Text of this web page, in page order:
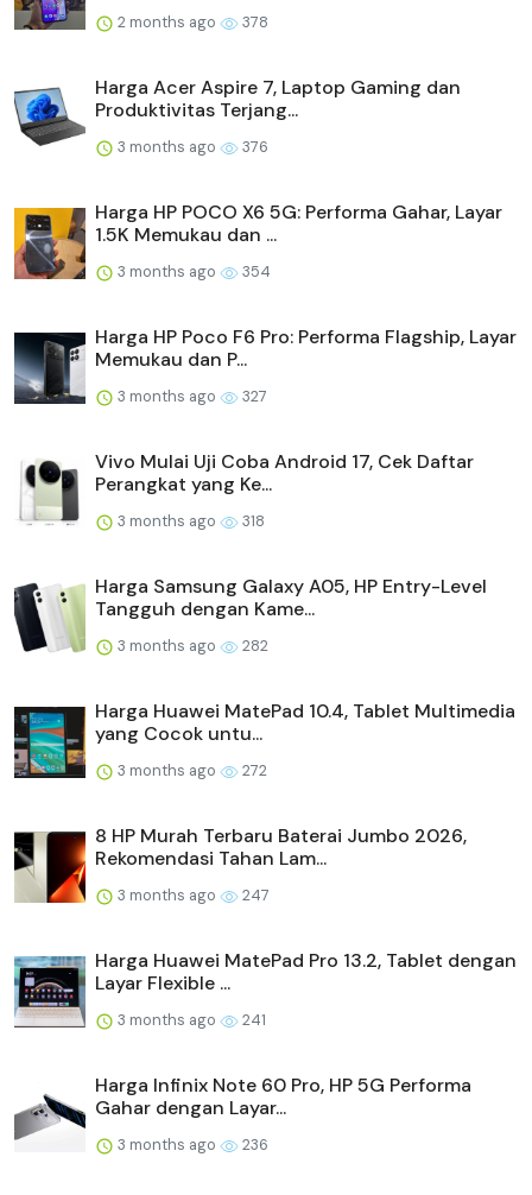
2 months ago 378
Harga Acer Aspire 7, Laptop Gaming dan
Produktivitas Terjang...
3 months ago 376
Harga HP POCO X6 5G: Performa Gahar, Layar
1.5K Memukau dan ...
3 months ago 354
Harga HP Poco F6 Pro: Performa Flagship, Layar
Memukau dan P...
3 months ago 327
Vivo Mulai Uji Coba Android 17, Cek Daftar
Perangkat yang Ke...
3 months ago 318
Harga Samsung Galaxy A05, HP Entry-Level
Tangguh dengan Kame...
3 months ago 282
Harga Huawei MatePad 10.4, Tablet Multimedia
yang Cocok untu...
3 months ago 272
8 HP Murah Terbaru Baterai Jumbo 2026,
Rekomendasi Tahan Lam...
3 months ago 247
Harga Huawei MatePad Pro 13.2, Tablet dengan
Layar Flexible ...
3 months ago 241
Harga Infinix Note 60 Pro, HP 5G Performa
Gahar dengan Layar...
3 months ago 236